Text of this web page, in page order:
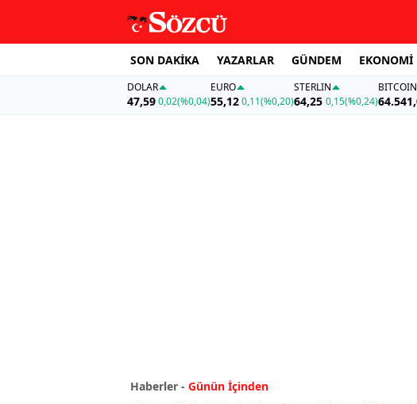
SON DAKİKA YAZARLAR GÜNDEM EKONOMİ
DOLAR
47,590,02(%0,04)
EURO
55,12 0,11(%0,20)
STERLIN
64,25 0,15(%0,24)
BITCOIN
Haberler - Günün İçinden